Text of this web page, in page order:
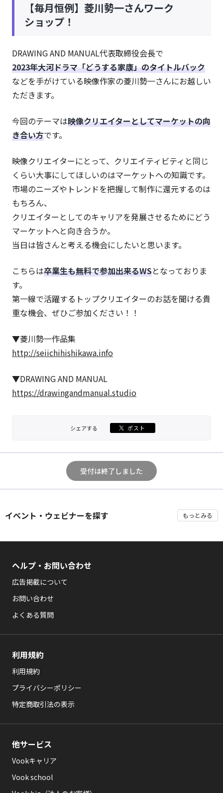
【毎月恒例】菱川勢一さんワーク
ショップ！
DRAWING AND MANUAL代表取締役会長で
2023年大河ドラマ「どうする家康」のタイトルバック
などを手がけている映像作家の菱川勢一さんにお越しい
ただきます。
今回のテーマは映像クリエイターとしてマーケットの向
き合い方です。
映像クリエイターにとって、クリエイティビティと同じ
くらい大事にしてほしいのはマーケットへの知識です。
市場のニーズやトレンドを把握して制作に還元するのは
もちろん、
クリエイターとしてのキャリアを発展させるためにどう
マーケットへと向き合うか。
当日は皆さんと考える機会にしたいと思います。
こちらは卒業生も無料で参加出来るWSとなっておりま
す。
第一線で活躍するトップクリエイターのお話を聞ける貴
重な機会、ぜひご参加ください！！
▼菱川勢一作品集
http://seiichihishikawa.info
▼DRAWING AND MANUAL
https://drawingandmanual.studio
シェアする ポスト
受付は終了しました
イベント・ウェビナーを探す もっとみる
ヘルプ・お問い合わせ
広告掲載について
お問い合わせ
よくある質問
利用規約
利用規約
プライバシーポリシー
特定商取引法の表示
他サービス
Vookキャリア
Vook school